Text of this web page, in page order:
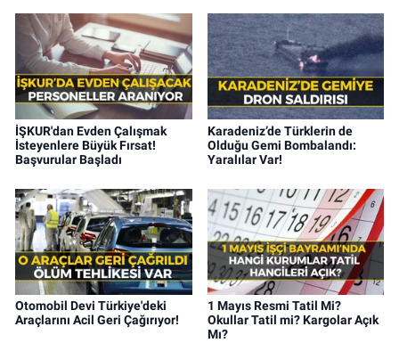
İŞKUR'dan Evden Çalışmak
İsteyenlere Büyük Fırsat!
Başvurular Başladı
Karadeniz’de Türklerin de
Olduğu Gemi Bombalandı:
Yaralılar Var!
Otomobil Devi Türkiye'deki
Araçlarını Acil Geri Çağırıyor!
1 Mayıs Resmi Tatil Mi?
Okullar Tatil mi? Kargolar Açık
Mı?